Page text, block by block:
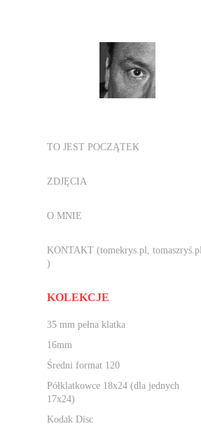
TO JEST POCZĄTEK
ZDJĘCIA
O MNIE
KONTAKT (tomekrys.pl, tomaszryś.pl
)
KOLEKCJE
35 mm pełna klatka
16mm
Średni format 120
Półklatkowce 18x24 (dla jednych
17x24)
Kodak Disc